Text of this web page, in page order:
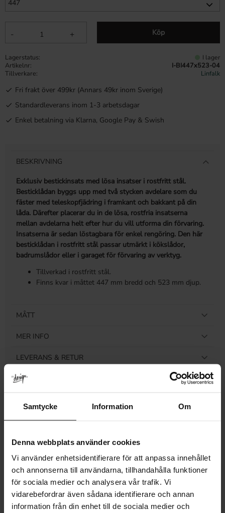
Samtycke Information Om
Denna webbplats använder cookies
Vi använder enhetsidentifierare för att anpassa innehållet
och annonserna till användarna, tillhandahålla funktioner
för sociala medier och analysera vår trafik. Vi
vidarebefordrar även sådana identifierare och annan
information från din enhet till de sociala medier och
+
- Köp
Lagerstatus I lager
Artikelnr
I-BI447x523-04
Tillverkare
Linfalk
Fri frakt över 499kr (Annars 49kr inom Sverige)
Standardleverans inom 1-3 arbetsdagar
Enkel betalning via Klarna, Google Pay & Swish
BESKRIVNING
Exklusiv bestickinsats med lösa insatser i rostfritt stål.
Besticklådan byggs upp med två stycken avdelare som du
fäster med teleskopfjädring i framkant och bakkant på din
låda. Därefter placerar du in de lösa, rostfria insatserna
mellan avdelarna helt efter hur du vill utforma din förvaring.
Insatserna är sedan löstagbara för enkel rengöring. Den här
besticklådan i rostfritt stål passar utmärkt i kökslådor,
badrumslådor eller i garaget för förvaring av verktyg.
Tillverkad i rostfritt stål.
Finns kvar i måttet 447 mm bredd och 523 mm djup.
MÅTT
MER INFO
LEVERANS & RETUR
RECENSIONER
Relaterade produkter